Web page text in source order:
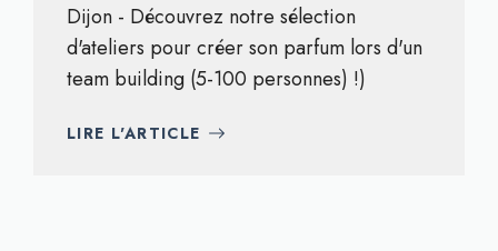
Dijon - Découvrez notre sélection
d'ateliers pour créer son parfum lors d'un
team building (5-100 personnes) !)
LIRE L'ARTICLE